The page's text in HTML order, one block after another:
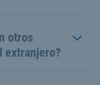
otros
extranjero?